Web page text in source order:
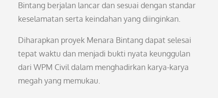
Bintang berjalan lancar dan sesuai dengan standar
keselamatan serta keindahan yang diinginkan.
Diharapkan proyek Menara Bintang dapat selesai
tepat waktu dan menjadi bukti nyata keunggulan
dari WPM Civil dalam menghadirkan karya-karya
megah yang memukau.